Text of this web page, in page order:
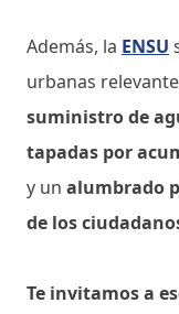
Además, la ENSU
urbanas
suministro de
tapadas por
y un alumbrado
de los
Te invitamos a